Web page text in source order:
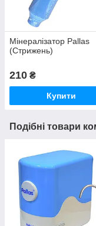
Мінералізатор Pallas
(Стрижень)
210 ₴
Купити
Подібні товари